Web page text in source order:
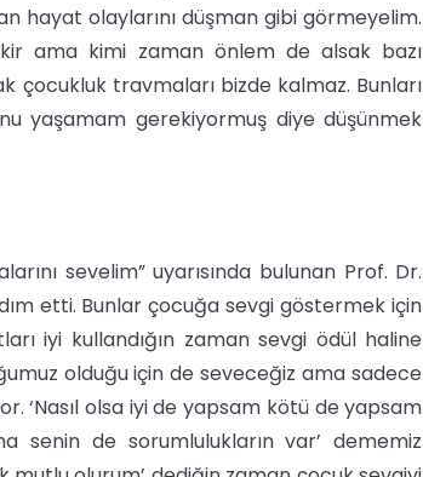
hayat olaylarını düşman gibi görmeyelim.
ama kimi zaman önlem de alsak bazı
çocukluk travmaları bizde kalmaz. Bunları
yaşamam gerekiyormuş diye düşünmek
sevelim” uyarısında bulunan Prof. Dr.
etti. Bunlar çocuğa sevgi göstermek için
iyi kullandığın zaman sevgi ödül haline
olduğu için de seveceğiz ama sadece
‘Nasıl olsa iyi de yapsam kötü de yapsam
senin de sorumlulukların var’ dememiz